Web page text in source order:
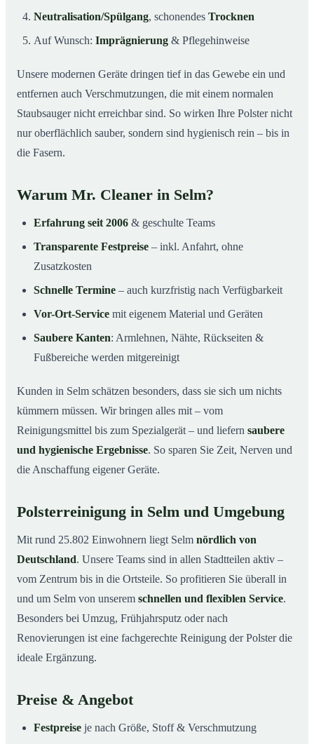
Neutralisation/Spülgang, schonendes Trocknen
Auf Wunsch: Imprägnierung & Pflegehinweise
Unsere modernen Geräte dringen tief in das Gewebe ein und
entfernen auch Verschmutzungen, die mit einem normalen
Staubsauger nicht erreichbar sind. So wirken Ihre Polster nicht
nur oberflächlich sauber, sondern sind hygienisch rein – bis in
die Fasern.
Warum Mr. Cleaner in Selm?
Erfahrung seit 2006 & geschulte Teams
Transparente Festpreise – inkl. Anfahrt, ohne
Zusatzkosten
Schnelle Termine – auch kurzfristig nach Verfügbarkeit
Vor-Ort-Service mit eigenem Material und Geräten
Saubere Kanten: Armlehnen, Nähte, Rückseiten &
Fußbereiche werden mitgereinigt
Kunden in Selm schätzen besonders, dass sie sich um nichts
kümmern müssen. Wir bringen alles mit – vom
Reinigungsmittel bis zum Spezialgerät – und liefern saubere
und hygienische Ergebnisse. So sparen Sie Zeit, Nerven und
die Anschaffung eigener Geräte.
Polsterreinigung in Selm und Umgebung
Mit rund 25.802 Einwohnern liegt Selm nördlich von
Deutschland. Unsere Teams sind in allen Stadtteilen aktiv –
vom Zentrum bis in die Ortsteile. So profitieren Sie überall in
und um Selm von unserem schnellen und flexiblen Service.
Besonders bei Umzug, Frühjahrsputz oder nach
Renovierungen ist eine fachgerechte Reinigung der Polster die
ideale Ergänzung.
Preise & Angebot
Festpreise je nach Größe, Stoff & Verschmutzung